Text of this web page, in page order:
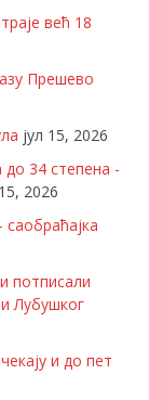
већ 18
Прешево
јул 15, 2026
34 степена -
2026
потписали
Лубушког
и до пет